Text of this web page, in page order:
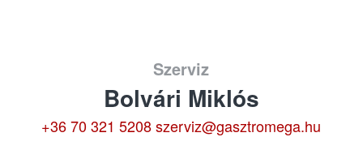
Szerviz
Bolvári Miklós
+36 70 321 5208 szerviz@gasztromega.hu